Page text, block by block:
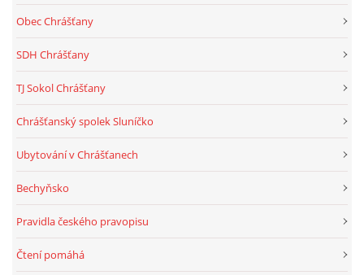
Obec Chrášťany
SDH Chrášťany
TJ Sokol Chrášťany
Chrášťanský spolek Sluníčko
Ubytování v Chrášťanech
Bechyňsko
Pravidla českého pravopisu
Čtení pomáhá